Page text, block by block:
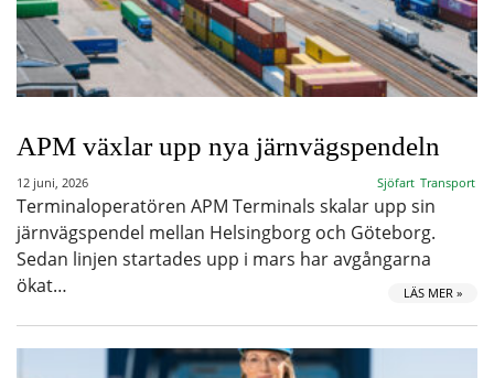
APM växlar upp nya järnvägspendeln
12 juni, 2026 Sjöfart Transport
Terminaloperatören APM Terminals skalar upp sin
järnvägspendel mellan Helsingborg och Göteborg.
Sedan linjen startades upp i mars har avgångarna
ökat…
LÄS MER »